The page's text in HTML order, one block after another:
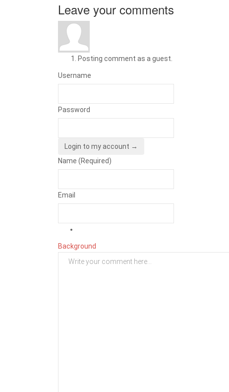
Leave your comments
Posting comment as a guest.
Username
Password
Login to my account →
Name (Required)
Email
Background